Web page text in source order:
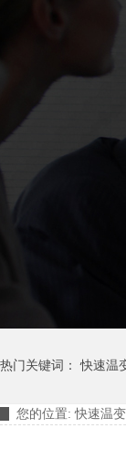
热门关键词：快速温
您的位置:快速温